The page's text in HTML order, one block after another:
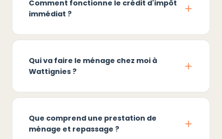
Comment fonctionne le crédit d'impôt
immédiat ?
Qui va faire le ménage chez moi à
Wattignies ?
Que comprend une prestation de
ménage et repassage ?